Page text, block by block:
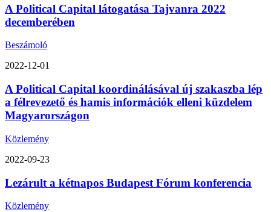
A Political Capital látogatása Tajvanra 2022
decemberében
Beszámoló
2022-12-01
A Political Capital koordinálásával új szakaszba lép
a félrevezető és hamis információk elleni küzdelem
Magyarországon
Közlemény
2022-09-23
Lezárult a kétnapos Budapest Fórum konferencia
Közlemény